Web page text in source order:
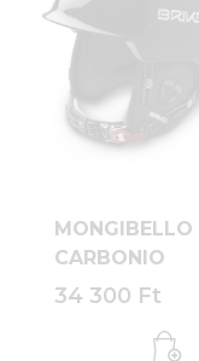
MONGIBELLO
CARBONIO
34 300 Ft